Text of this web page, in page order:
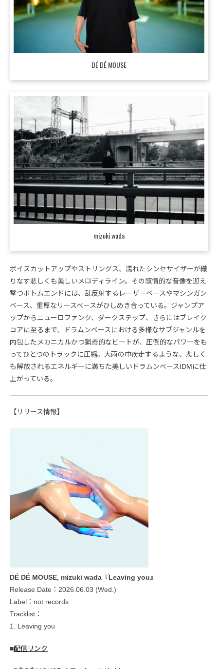
DÉ DÉ MOUSE
mizuki wada
ボイスカットアップやストリングス、濡れたシンセサイザーが織
りなす悲しくも美しいメロディライン。その叙情的な音像を迎え
撃つボトムエンドには、乱反射するレーザーベースやマシンガン
ベース、重厚なリースベースがひしめき合っている。ジャンプア
ップからニューロファンク、ダークステップ、さらにはブレイク
コアに至るまで、ドラムンベースにおける多様なサブジャンルを
内包したメカニカルかつ猟奇的なビートが、圧倒的なパワーをも
ってひとつのトラックに圧縮。大雨の中疾走するような、悲しく
も解放されるエネルギーに満ちた美しいドラムンベースIDMに仕
上がっている。
【リリース情報】
DÉ DÉ MOUSE, mizuki wada『Leaving you』
Release Date：2026.06.03 (Wed.)
Label：not records
Tracklist：
1. Leaving you
■配信リンク